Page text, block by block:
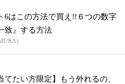
6はこの方法で買え!!６つの数字
致』する方法
てたい方限定】もう外れるの、